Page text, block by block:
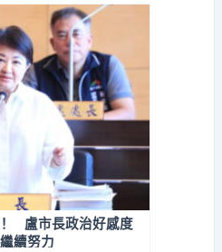
盧市長政治好感度
續努力